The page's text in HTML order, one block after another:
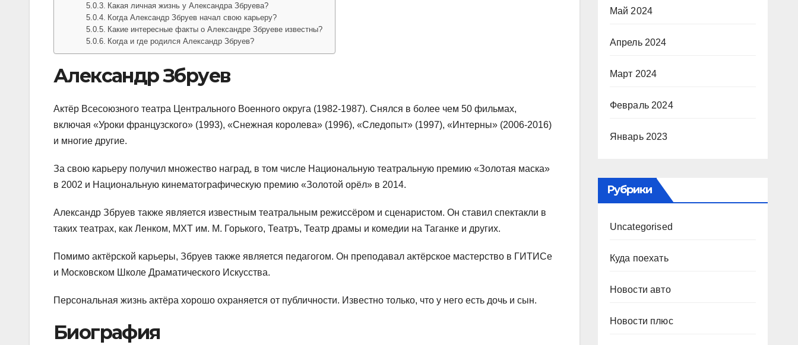
Какая личная жизнь у Александра Збруева?
Когда Александр Збруев начал свою карьеру?
Какие интересные факты о Александре Збруеве известны?
Когда и где родился Александр Збруев?
Александр Збруев
Актёр Всесоюзного театра Центрального Военного округа (1982-1987). Снялся в более чем 50 фильмах,
включая «Уроки французского» (1993), «Снежная королева» (1996), «Следопыт» (1997), «Интерны» (2006-2016)
и многие другие.
За свою карьеру получил множество наград, в том числе Национальную театральную премию «Золотая маска»
в 2002 и Национальную кинематографическую премию «Золотой орёл» в 2014.
Александр Збруев также является известным театральным режиссёром и сценаристом. Он ставил спектакли в
таких театрах, как Ленком, МХТ им. М. Горького, Театръ, Театр драмы и комедии на Таганке и других.
Помимо актёрской карьеры, Збруев также является педагогом. Он преподавал актёрское мастерство в ГИТИСе
и Московском Школе Драматического Искусства.
Персональная жизнь актёра хорошо охраняется от публичности. Известно только, что у него есть дочь и сын.
Биография
Май 2024
Апрель 2024
Март 2024
Февраль 2024
Январь 2023
Рубрики
Uncategorised
Куда поехать
Новости авто
Новости плюс